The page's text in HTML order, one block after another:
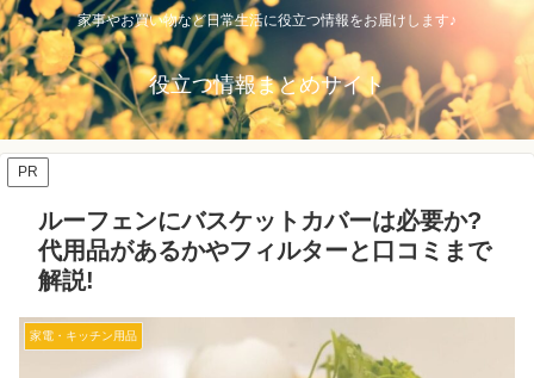
家事やお買い物など日常生活に役立つ情報をお届けします♪
役立つ情報まとめサイト
PR
ルーフェンにバスケットカバーは必要か?
代用品があるかやフィルターと口コミまで
解説!
家電・キッチン用品